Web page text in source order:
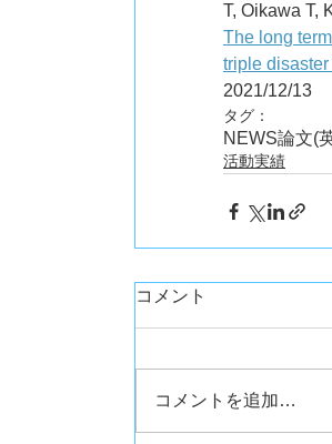
T, Oikawa T,
The long
triple
2021/12/13
タグ：
NEWS論文(
活動実績
コメント
コメントを追加…